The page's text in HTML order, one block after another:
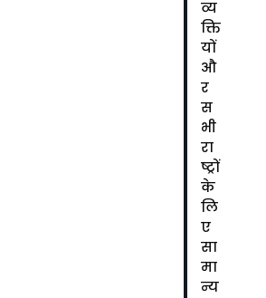
व्य
क्ति
यों
औ
र
स
भी
रा
ष्ट्रों
के
लि
ए
सा
मा
न्य